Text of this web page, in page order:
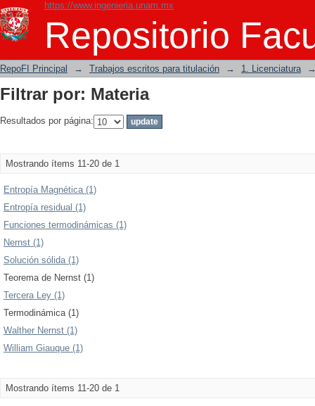
https://www.ingenieria.unam.mx
Repositorio
Filtrar por: Materia
RepoFI Principal → Trabajos escritos para titulación → 1. Licenciatura
Filtrar por: Materia
Resultados por página:
Mostrando ítems 11-20 de 1
Entropía Magnética (1)
Entropía residual (1)
Funciones termodinámicas (1)
Nernst (1)
Solución sólida (1)
Teorema de Nernst (1)
Tercera Ley (1)
Termodinámica (1)
Walther Nernst (1)
William Giauque (1)
Mostrando ítems 11-20 de 1